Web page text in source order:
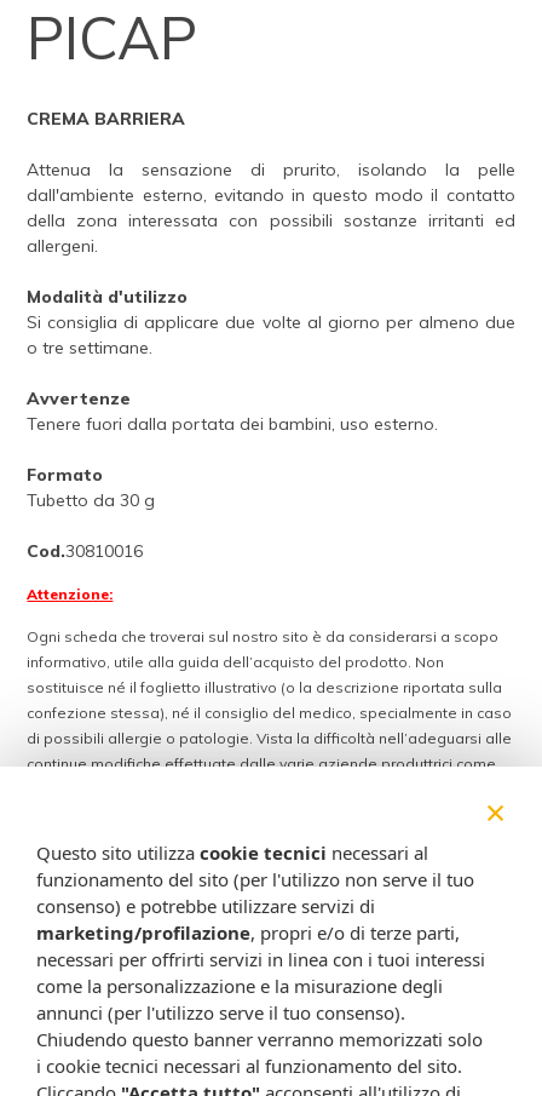
PICAP
CREMA BARRIERA
Attenua la sensazione di prurito, isolando la pelle
dall'ambiente esterno, evitando in questo modo il contatto
della zona interessata con possibili sostanze irritanti ed
allergeni.
Modalità d'utilizzo
Si consiglia di applicare due volte al giorno per almeno due
o tre settimane.
Avvertenze
Tenere fuori dalla portata dei bambini, uso esterno.
Formato
Tubetto da 30 g
Cod.30810016
Attenzione:
Ogni scheda che troverai sul nostro sito è da considerarsi a scopo
informativo, utile alla guida dell’acquisto del prodotto. Non
sostituisce né il foglietto illustrativo (o la descrizione riportata sulla
confezione stessa), né il consiglio del medico, specialmente in caso
di possibili allergie o patologie. Vista la difficoltà nell’adeguarsi alle
continue modifiche effettuate dalle varie aziende produttrici come
alcuna responsabilità in caso di schede prodotto ed immagini non
aggiornate in tempo reale e presenza di errori o omissioni. Inoltre
non si assumono responsabilità in caso di qualsiasi problema
causato dall’accesso delle informazioni riportate sul sito
shop.farmaciacavalieri.it.
ISCRIVITI ALLA NEWSLETTER
×
Questo sito utilizza cookie tecnici necessari al
funzionamento del sito (per l'utilizzo non serve il tuo
consenso) e potrebbe utilizzare servizi di
marketing/profilazione, propri e/o di terze parti,
necessari per offrirti servizi in linea con i tuoi interessi
come la personalizzazione e la misurazione degli
annunci (per l'utilizzo serve il tuo consenso).
Chiudendo questo banner verranno memorizzati solo
i cookie tecnici necessari al funzionamento del sito.